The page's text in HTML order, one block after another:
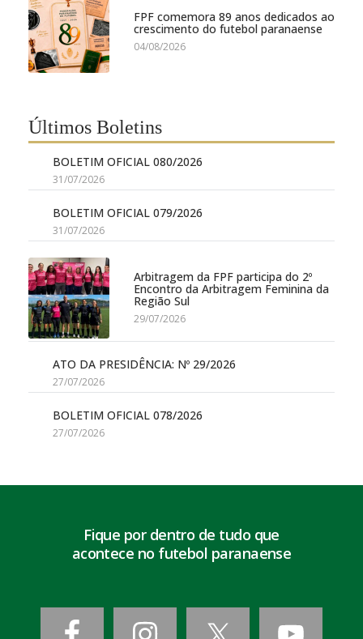
FPF comemora 89 anos dedicados ao
crescimento do futebol paranaense
04/08/2026
Últimos Boletins
BOLETIM OFICIAL 080/2026
31/07/2026
BOLETIM OFICIAL 079/2026
31/07/2026
Arbitragem da FPF participa do 2º
Encontro da Arbitragem Feminina da
Região Sul
29/07/2026
ATO DA PRESIDÊNCIA: Nº 29/2026
27/07/2026
BOLETIM OFICIAL 078/2026
27/07/2026
Fique por dentro de tudo que
acontece no futebol paranaense